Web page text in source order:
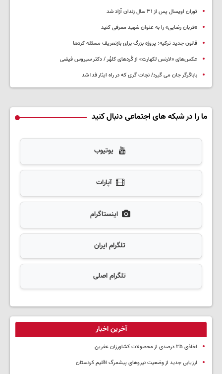
توران اویسال پس از ۳۱ سال زندان آزاد شد
«قربان رضایی» را به عنوان شهید معرفی کنید
قانون جدید ترکیه؛ پروژه بزرگ‌ برای بازتعریف مسئله کردها
عکس‌های «لارنس لکهارت» از کُردهای کلهُر / دکتر سیروس فیضی
باباگرگر جان می گیرد/ نجات گری که در راه ایثار فدا شد
ما را در شبکه های اجتماعی دنبال کنید
یوتیوب
آپارات
اینستاگرام
تلگرام ایران
تلگرام اصلی
آخرین اخبار
اخاذی ۳۵ درصدی از محصولات کشاورزان عفرین
ارزیابی جدید از وضعیت نیروهای پیشمرگ اقلیم کردستان